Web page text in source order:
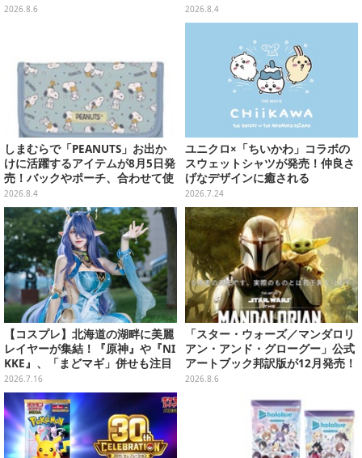
アニメ総柄デザインをプリント
2026.8.6
井きくり」のメイド衣装フィギュ
アを公開
2026.8.4
しまむらで「PEANUTS」お出か
けに活躍するアイテムが8月5日発
売！バックやポーチ、合わせて使
いたいリール付きカラビナなど
2026.8.4
ユニクロ×「ちいかわ」コラボの
スウェットシャツが発売！仲良さ
げなデザインに癒される
2026.7.24
【コスプレ】北海道の湖畔に美麗
レイヤーが集結！『原神』や『NI
KKE』、「まどマギ」併せも注目
の美女たち11選【写真51枚】
2026.7.16
「スター・ウォーズ／マンダロリ
アン・アンド・グローグー」公式
アートブック邦訳版が12月発売！
映画のコンセプトアートやスケッ
2026.8.6